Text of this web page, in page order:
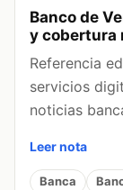
Banco de
y cobertura
Referencia
servicios
noticias
Leer nota
Banca